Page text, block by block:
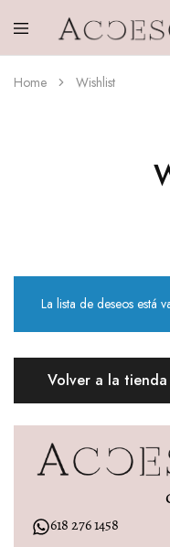
Home Wishlist
La lista de deseos está
Volver a la tienda
618 276 1458